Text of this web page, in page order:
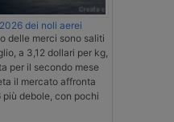
dei noli aerei
delle merci sono saliti
a 3,12 dollari per kg,
per il secondo mese
il mercato affronta
debole, con pochi